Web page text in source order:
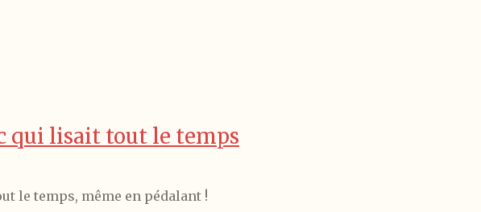
qui lisait tout le temps
le temps, même en pédalant !